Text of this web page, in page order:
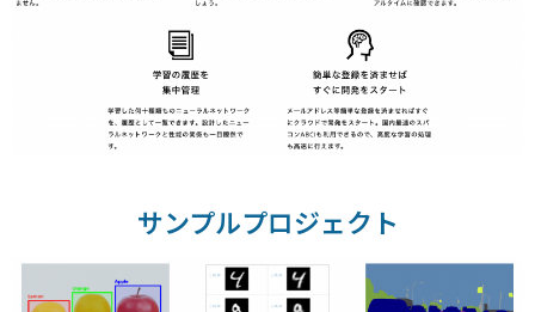
サンプルプロジェクト